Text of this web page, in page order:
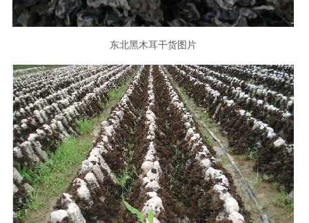
东北黑木耳干货图片